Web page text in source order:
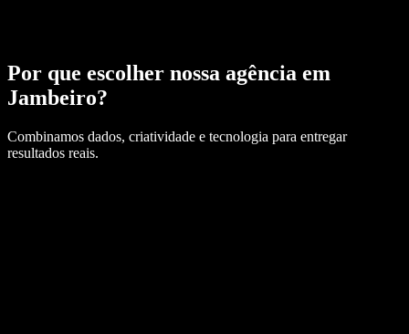
Por que escolher nossa agência em
Jambeiro?
Combinamos dados, criatividade e tecnologia para entregar
resultados reais.